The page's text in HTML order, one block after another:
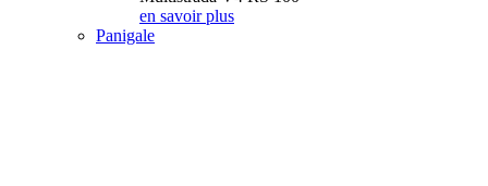
en savoir plus
Panigale